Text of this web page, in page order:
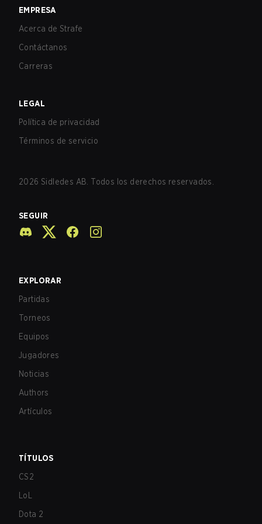
EMPRESA
Acerca de Strafe
Contáctanos
Carreras
LEGAL
Política de privacidad
Términos de servicio
2026 Sidledes AB. Todos los derechos reservados.
SEGUIR
EXPLORAR
Partidas
Torneos
Equipos
Jugadores
Noticias
Authors
Artículos
TÍTULOS
CS2
LoL
Dota 2